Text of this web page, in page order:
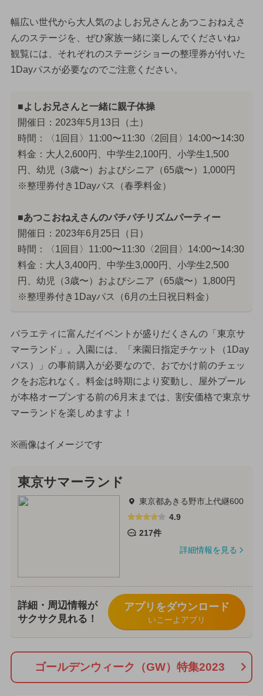
幅広い世代から大人気のよしお兄さんとあつこおねえさ
んのステージを、ぜひ家族一緒に楽しんでくださいね♪
観覧には、それぞれのステージショーの整理券が付いた
1Dayパスが必要なのでご注意ください。
■よしお兄さんと一緒に親子体操
開催日：2023年5月13日（土）
時間：〈1回目〉11:00〜11:30〈2回目〉14:00〜14:30
料金：大人2,600円、中学生2,100円、小学生1,500
円、幼児（3歳〜）およびシニア（65歳〜）1,000円
※整理券付き1Dayパス（春季料金）
■あつこおねえさんのパチパチリズムパーティー
開催日：2023年6月25日（日）
時間：〈1回目〉11:00〜11:30〈2回目〉14:00〜14:30
料金：大人3,400円、中学生3,000円、小学生2,500
円、幼児（3歳〜）およびシニア（65歳〜）1,800円
※整理券付き1Dayパス（6月の土日祝日料金）
バラエティに富んだイベントが盛りだくさんの「東京サ
マーランド」。入園には、「来園日指定チケット（1Day
パス）」の事前購入が必要なので、おでかけ前のチェッ
クをお忘れなく。料金は時期により変動し、屋外プール
が本格オープンする前の6月末までは、割安価格で東京サ
マーランドを楽しめますよ！
※画像はイメージです
東京サマーランド
東京都あきる野市上代継600
4.9
217件
詳細情報を見る
詳細・周辺情報が
サクサク見れる！
アプリをダウンロード
いこーよアプリ
ゴールデンウィーク（GW）特集2023